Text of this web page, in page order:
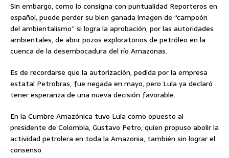
Sin embargo, como lo consigna con puntualidad Reporteros en
español, puede perder su bien ganada imagen de “campeón
del ambientalismo” si logra la aprobación, por las autoridades
ambientales, de abrir pozos exploratorios de petróleo en la
cuenca de la desembocadura del río Amazonas.
Es de recordarse que la autorización, pedida por la empresa
estatal Petrobras, fue negada en mayo, pero Lula ya declaró
tener esperanza de una nueva decisión favorable.
En la Cumbre Amazónica tuvo Lula como opuesto al
presidente de Colombia, Gustavo Petro, quien propuso abolir la
actividad petrolera en toda la Amazonia, también sin lograr el
consenso.